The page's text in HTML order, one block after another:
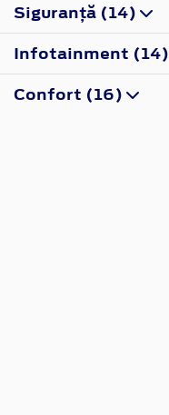
Siguranţă (14)
Infotainment (14)
Confort (16)